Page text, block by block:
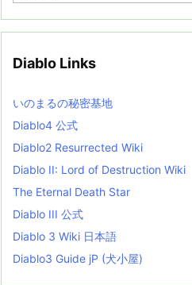
e
i
s
t
Diablo Links
いのまるの秘密基地
Diablo4 公式
Diablo2 Resurrected Wiki
Diablo II: Lord of Destruction Wiki
The Eternal Death Star
Diablo III 公式
Diablo 3 Wiki 日本語
Diablo3 Guide jP (犬小屋)